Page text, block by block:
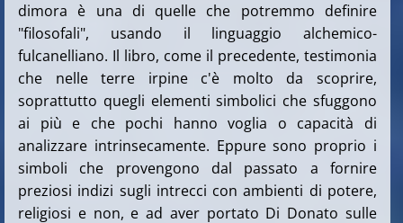
dimora è una di quelle che potremmo definire
"filosofali", usando il linguaggio alchemico-
fulcanelliano. Il libro, come il precedente, testimonia
che nelle terre irpine c'è molto da scoprire,
soprattutto quegli elementi simbolici che sfuggono
ai più e che pochi hanno voglia o capacità di
analizzare intrinsecamente. Eppure sono proprio i
simboli che provengono dal passato a fornire
preziosi indizi sugli intrecci con ambienti di potere,
religiosi e non, e ad aver portato Di Donato sulle